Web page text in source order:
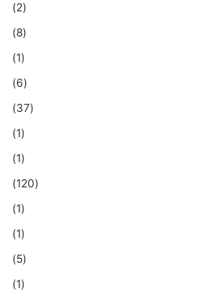
(2)
(8)
(1)
(6)
(37)
(1)
(1)
(120)
(1)
(1)
(5)
(1)